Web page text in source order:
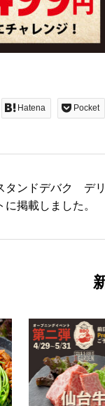
Hatena Pocket
タンドデバク デ
に掲載しました。